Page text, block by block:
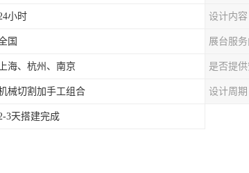
小时 设计内容
国 展台服
上海、杭州、南京 是否提
械切割加手工组合 设计周期
3天搭建完成